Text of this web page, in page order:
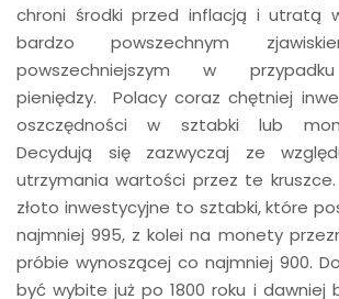
chroni środki przed inflacją i utratą
bardzo powszechnym
powszechniejszym w
pieniędzy. Polacy coraz chętniej
oszczędności w sztabki lub
Decydują się zazwyczaj ze
utrzymania wartości przez te
złoto inwestycyjne to sztabki, które
najmniej 995, z kolei na monety
próbie wynoszącej co najmniej 900.
być wybite już po 1800 roku i dawniej